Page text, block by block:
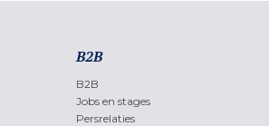
B2B
B2B
Jobs en stages
Persrelaties